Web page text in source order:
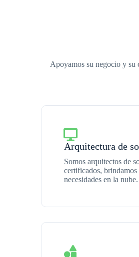
Apoyamos su negocio y su
Arquitectura de
Somos arquitectos de
certificados, brindamos
necesidades en la nube.